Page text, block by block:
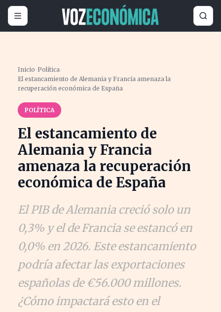
Inicio ›Política›
El estancamiento de Alemania y Francia amenaza la
recuperación económica de España
POLÍTICA
El estancamiento de
Alemania y Francia
amenaza la recuperación
económica de España
El PIB de Alemania creció solo un
0,3% y el de Francia se estancó en
0,0% en 2026. Este estancamiento
podría afectar las exportaciones
españolas de €56.000 millones.
¿Cómo impactará esto en el